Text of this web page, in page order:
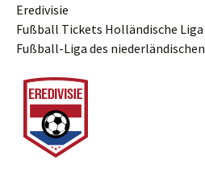
Eredivisie
Fußball Tickets Holländische Liga
Fußball-Liga des niederländischen